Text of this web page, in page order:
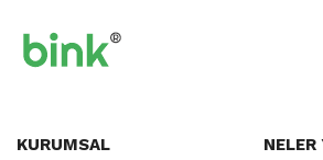
KURUMSAL NELER